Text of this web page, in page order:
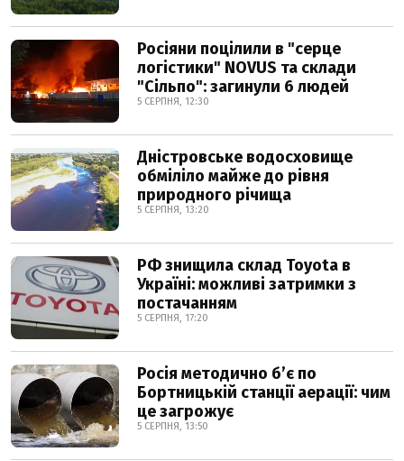
Росіяни поцілили в "серце
логістики" NOVUS та склади
"Сільпо": загинули 6 людей
5 СЕРПНЯ, 12:30
Дністровське водосховище
обміліло майже до рівня
природного річища
5 СЕРПНЯ, 13:20
РФ знищила склад Toyota в
Україні: можливі затримки з
постачанням
5 СЕРПНЯ, 17:20
Росія методично б’є по
Бортницькій станції аерації: чим
це загрожує
5 СЕРПНЯ, 13:50